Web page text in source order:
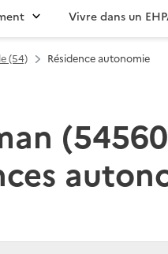
Vivre dans un
(54) Résidence autonomie